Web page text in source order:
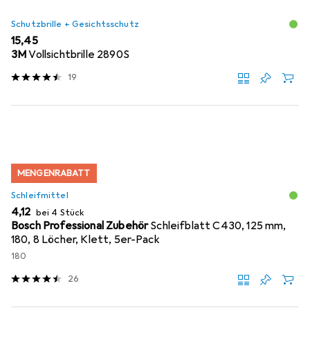
Schutzbrille + Gesichtsschutz
EUR
15,45
3MVollsichtbrille 2890S
19
MENGENRABATT
Schleifmittel
EUR
4,12 bei 4 Stück
Bosch Professional ZubehörSchleifblatt C430, 125 mm,
180, 8 Löcher, Klett, 5er-Pack
180
26